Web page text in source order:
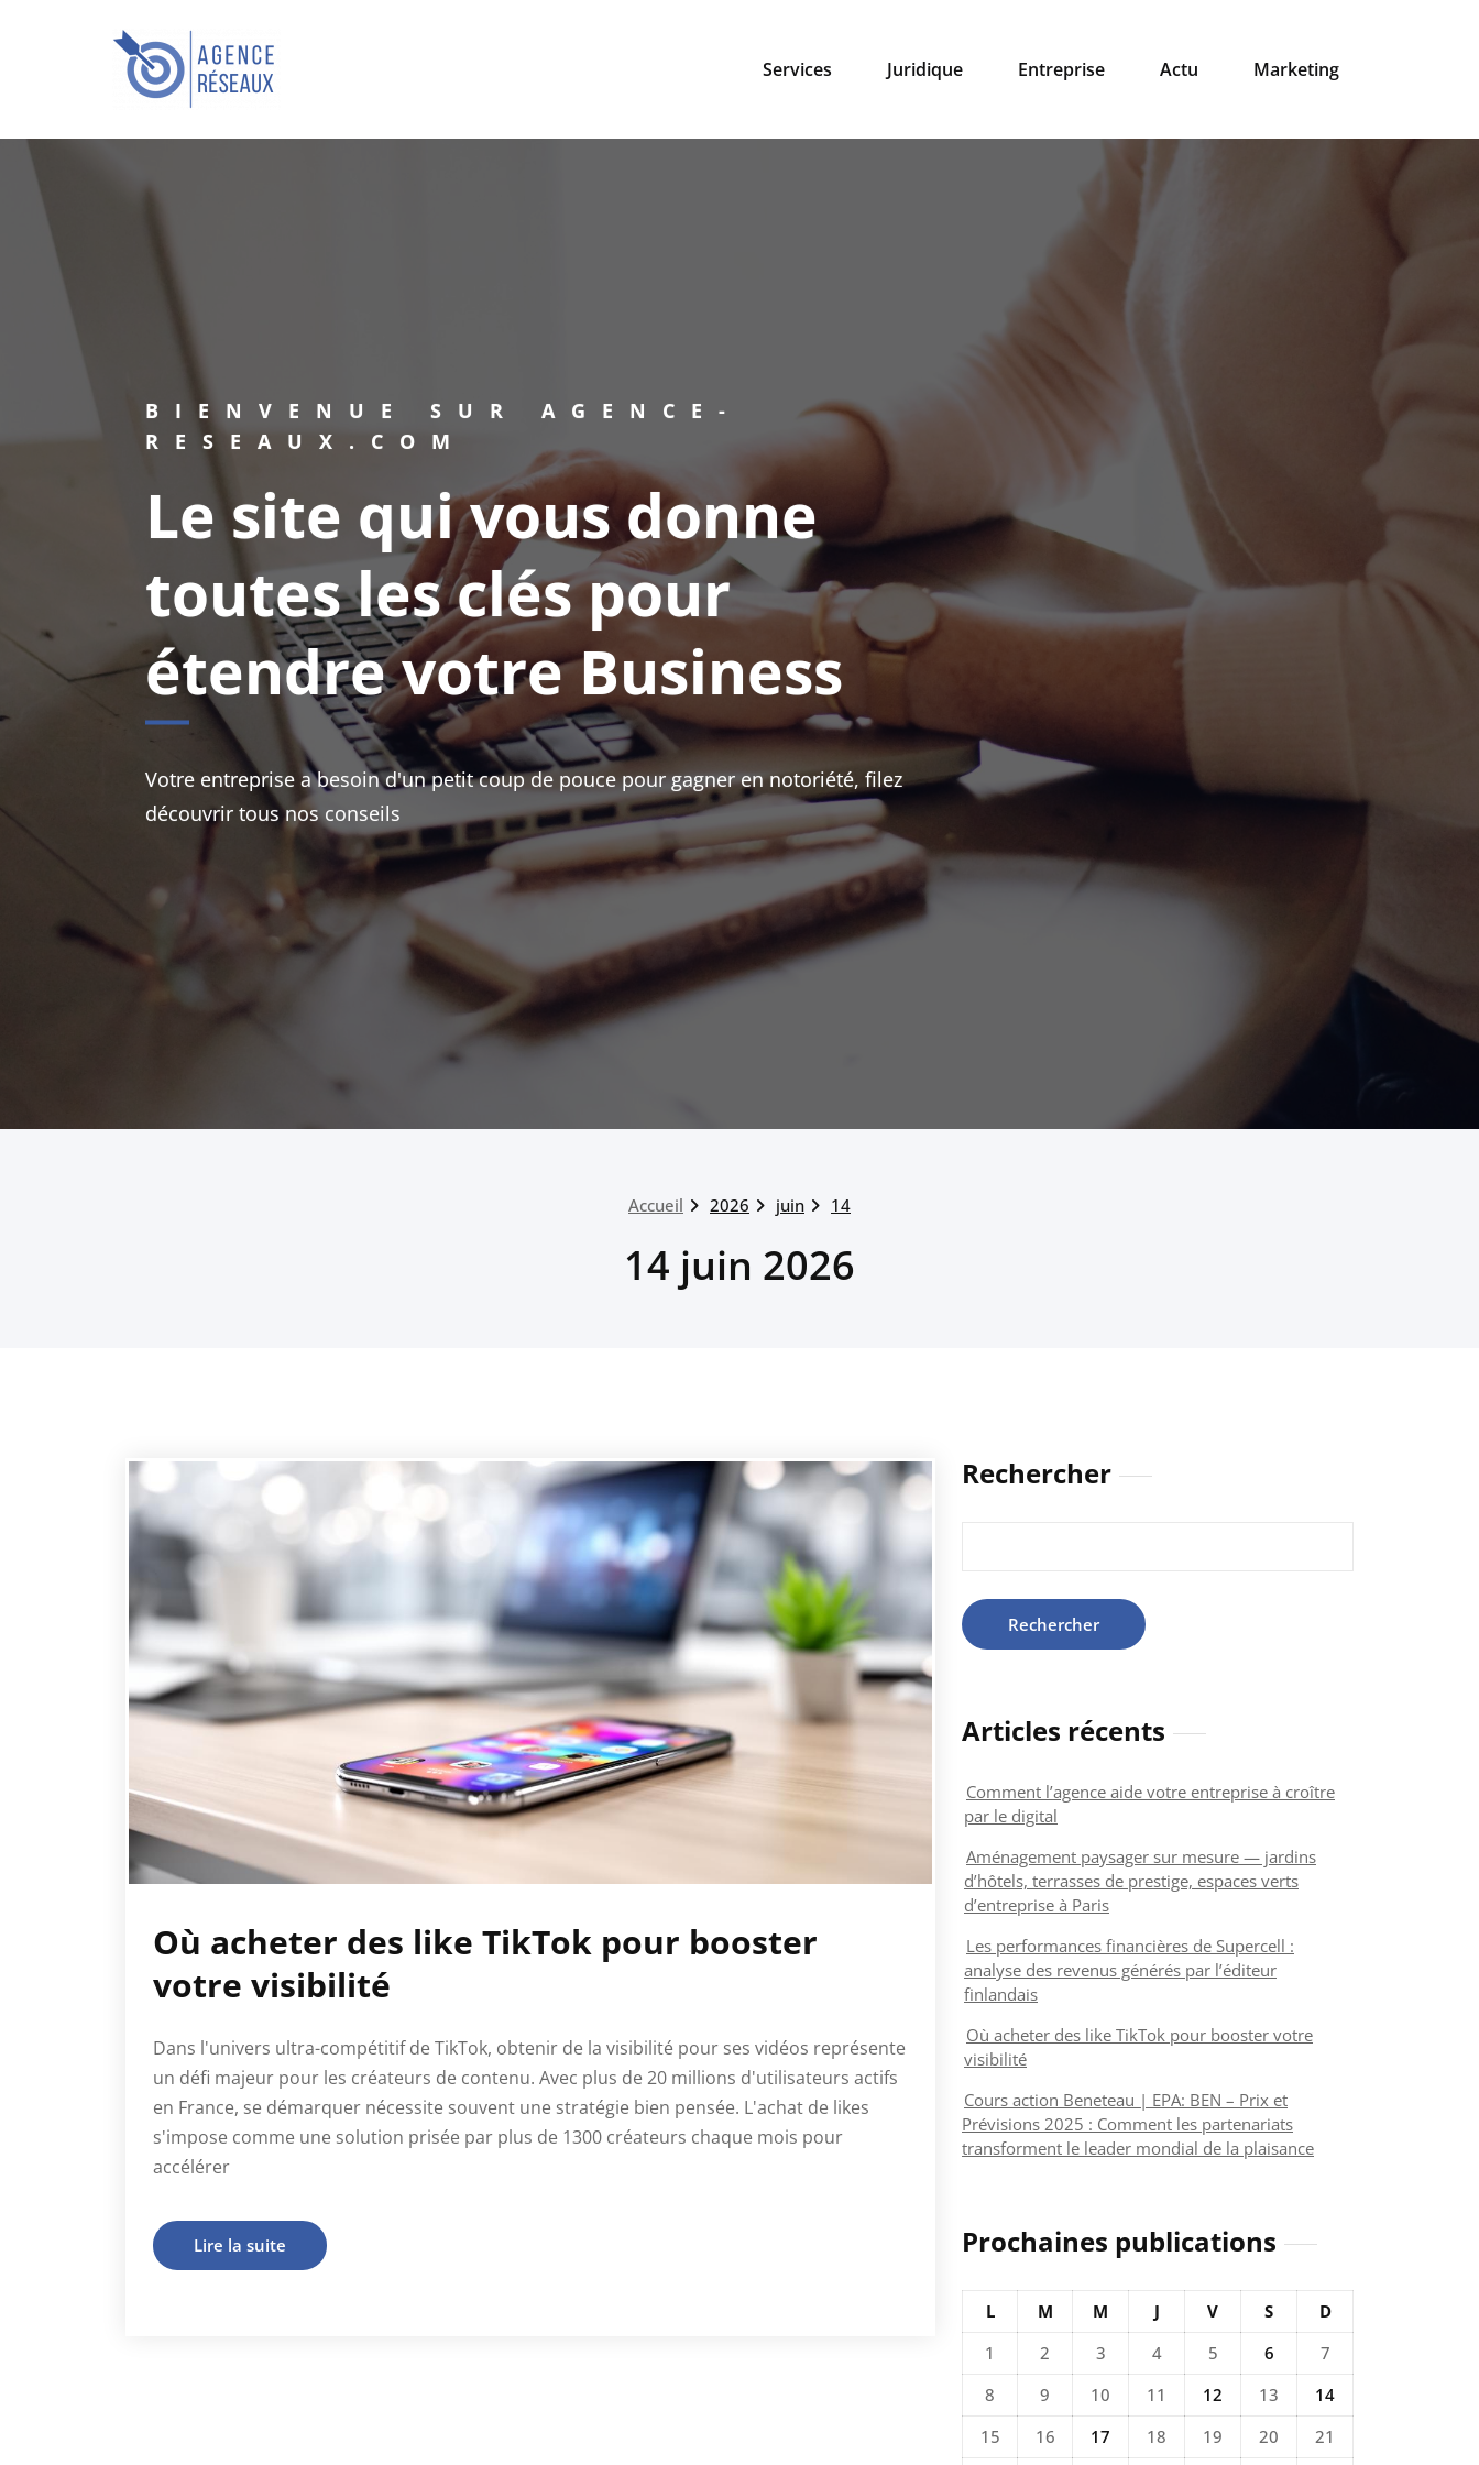
Agence Réseaux
Toutes les clés pour votre
Business
Services Juridique Entreprise Actu Marketing
BIENVENUE SUR AGENCE-
RESEAUX.COM
Le site qui vous donne
toutes les clés pour
étendre votre Business
Votre entreprise a besoin d'un petit coup de pouce pour gagner en notoriété, filez
découvrir tous nos conseils
Accueil 2026 juin 14
14 juin 2026
Où acheter des like TikTok pour booster
votre visibilité
Dans l'univers ultra-compétitif de TikTok, obtenir de la visibilité pour ses vidéos représente
un défi majeur pour les créateurs de contenu. Avec plus de 20 millions d'utilisateurs actifs
en France, se démarquer nécessite souvent une stratégie bien pensée. L'achat de likes
s'impose comme une solution prisée par plus de 1300 créateurs chaque mois pour
accélérer
Lire la suite
Rechercher
Articles récents
Comment l’agence aide votre entreprise à croître
par le digital
Aménagement paysager sur mesure — jardins
d’hôtels, terrasses de prestige, espaces verts
d’entreprise à Paris
Les performances financières de Supercell :
analyse des revenus générés par l’éditeur
finlandais
Où acheter des like TikTok pour booster votre
visibilité
Cours action Beneteau | EPA: BEN – Prix et
Prévisions 2025 : Comment les partenariats
transforment le leader mondial de la plaisance
Prochaines publications
L M M J V S
D
1
2 3 4 5 6
7
8
9 10 11 12 13
14
15
16 17 18 19 20
21